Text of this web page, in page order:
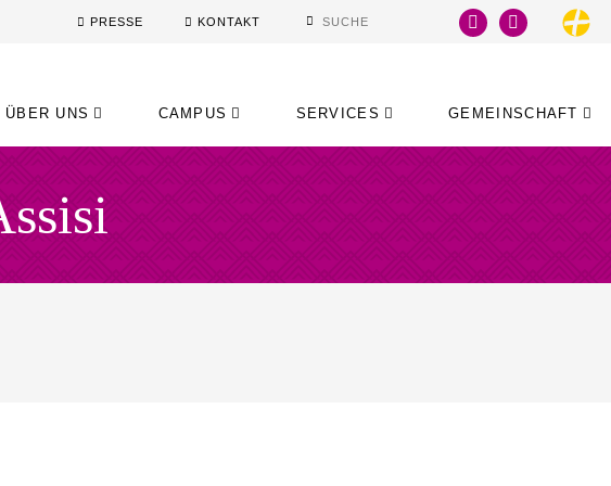
PRESSE KONTAKT
ÜBER UNS CAMPUS SERVICES GEMEINSCHAFT